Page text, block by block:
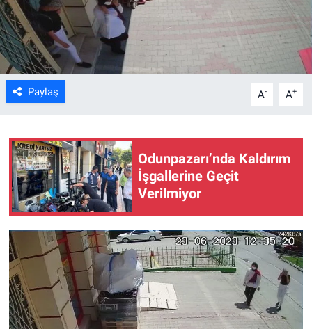
Paylaş A- A+
Odunpazarı’nda Kaldırım
İşgallerine Geçit
Verilmiyor